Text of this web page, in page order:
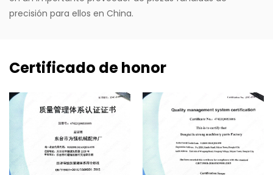
precisión para ellos en China.
Certificado de honor